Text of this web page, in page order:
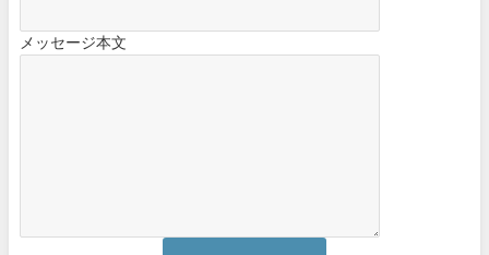
メッセージ本文